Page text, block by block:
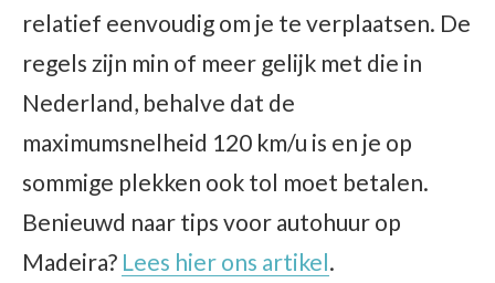
relatief eenvoudig om je te verplaatsen. De
regels zijn min of meer gelijk met die in
Nederland, behalve dat de
maximumsnelheid 120 km/u is en je op
sommige plekken ook tol moet betalen.
Benieuwd naar tips voor autohuur op
Madeira? Lees hier ons artikel.